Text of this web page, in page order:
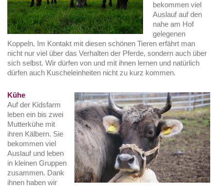
bekommen viel
Auslauf auf den
nahe am Hof
gelegenen
Koppeln. Im Kontakt mit diesen schönen Tieren erfährt man
nicht nur viel über das Verhalten der Pferde, sondern auch über
sich selbst. Wir dürfen von und mit ihnen lernen und natürlich
dürfen auch Kuscheleinheiten nicht zu kurz kommen.
Kühe
Auf der Kidsfarm
leben ein bis zwei
Mutterkühe mit
ihren Kälbern. Sie
bekommen viel
Auslauf und leben
in kleinen Gruppen
zusammen. Dank
ihnen haben wir